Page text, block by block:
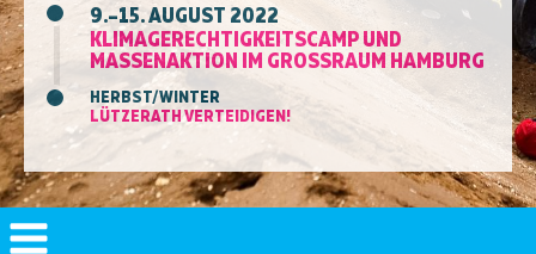
9.–15. AUGUST 2022
KLIMAGERECHTIGKEITSCAMP UND
MASSENAKTION IM GROSSRAUM HAMBURG
HERBST/WINTER
LÜTZERATH VERTEIDIGEN!